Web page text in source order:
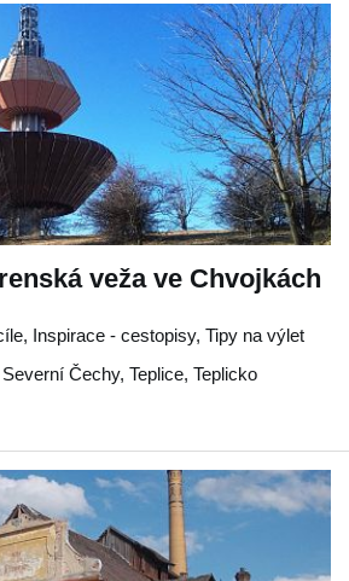
veža ve Chvojkách
Inspirace - cestopisy, Tipy na výlet
Severní Čechy, Teplice, Teplicko